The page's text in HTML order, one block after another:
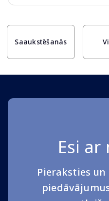
Saaukstēšanās
Esi ar
Pieraksties un